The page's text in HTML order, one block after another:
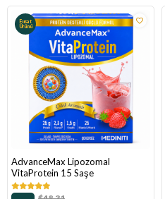
AdvanceMax Lipozomal
VitaProtein 15 Saşe
Fırsat
Ürünü